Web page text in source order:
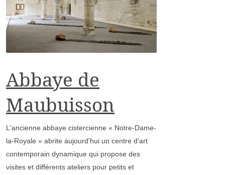
Abbaye de
Maubuisson
L'ancienne abbaye cistercienne « Notre-Dame-
la-Royale » abrite aujourd'hui un centre d'art
contemporain dynamique qui propose des
visites et différents ateliers pour petits et